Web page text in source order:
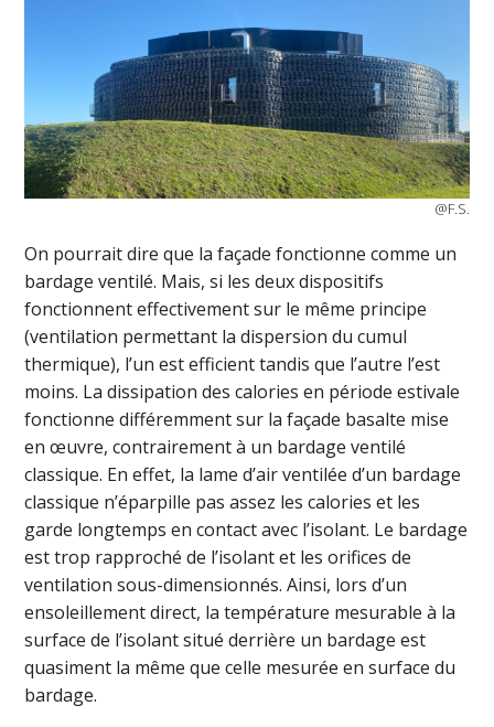
@F.S.
On pourrait dire que la façade fonctionne comme un
bardage ventilé. Mais, si les deux dispositifs
fonctionnent effectivement sur le même principe
(ventilation permettant la dispersion du cumul
thermique), l’un est efficient tandis que l’autre l’est
moins. La dissipation des calories en période estivale
fonctionne différemment sur la façade basalte mise
en œuvre, contrairement à un bardage ventilé
classique. En effet, la lame d’air ventilée d’un bardage
classique n’éparpille pas assez les calories et les
garde longtemps en contact avec l’isolant. Le bardage
est trop rapproché de l’isolant et les orifices de
ventilation sous-dimensionnés. Ainsi, lors d’un
ensoleillement direct, la température mesurable à la
surface de l’isolant situé derrière un bardage est
quasiment la même que celle mesurée en surface du
bardage.